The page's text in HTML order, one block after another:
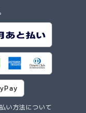
い方法について